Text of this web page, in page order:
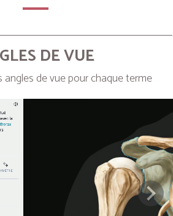
DE VUE
de vue pour chaque terme